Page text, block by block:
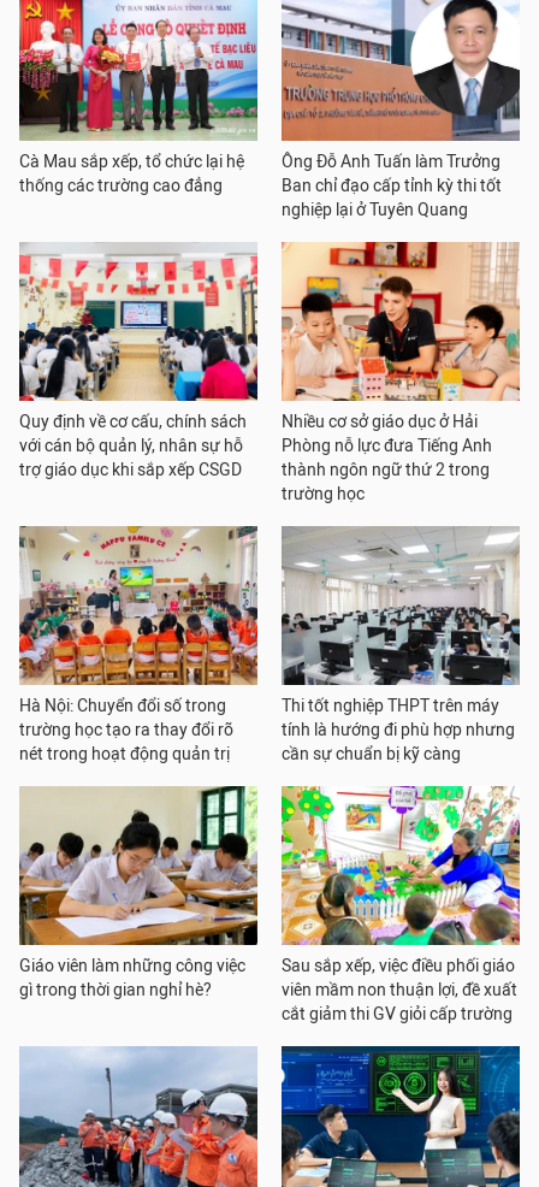
Cà Mau sắp xếp, tổ chức lại hệ
thống các trường cao đẳng
Ông Đỗ Anh Tuấn làm Trưởng
Ban chỉ đạo cấp tỉnh kỳ thi tốt
nghiệp lại ở Tuyên Quang
Quy định về cơ cấu, chính sách
với cán bộ quản lý, nhân sự hỗ
trợ giáo dục khi sắp xếp CSGD
Nhiều cơ sở giáo dục ở Hải
Phòng nỗ lực đưa Tiếng Anh
thành ngôn ngữ thứ 2 trong
trường học
Hà Nội: Chuyển đổi số trong
trường học tạo ra thay đổi rõ
nét trong hoạt động quản trị
Thi tốt nghiệp THPT trên máy
tính là hướng đi phù hợp nhưng
cần sự chuẩn bị kỹ càng
Giáo viên làm những công việc
gì trong thời gian nghỉ hè?
Sau sắp xếp, việc điều phối giáo
viên mầm non thuận lợi, đề xuất
cắt giảm thi GV giỏi cấp trường